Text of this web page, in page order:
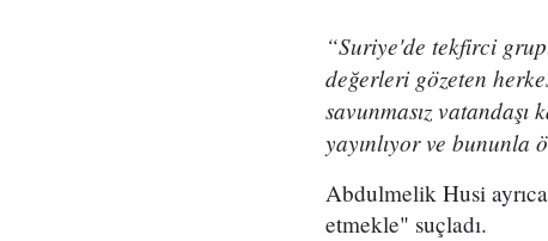
“Suriye'de tekfirci
değerleri gözeten
savunmasız
yayınlıyor ve bununla
Abdulmelik Husi
etmekle" suçladı.